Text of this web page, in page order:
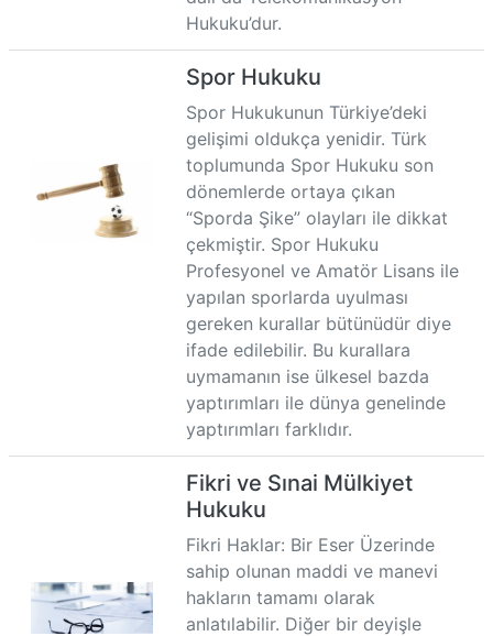
Hukuku’dur.
Spor Hukuku
Spor Hukukunun Türkiye’deki
gelişimi oldukça yenidir. Türk
toplumunda Spor Hukuku son
dönemlerde ortaya çıkan
“Sporda Şike” olayları ile dikkat
çekmiştir. Spor Hukuku
Profesyonel ve Amatör Lisans ile
yapılan sporlarda uyulması
gereken kurallar bütünüdür diye
ifade edilebilir. Bu kurallara
uymamanın ise ülkesel bazda
yaptırımları ile dünya genelinde
yaptırımları farklıdır.
Fikri ve Sınai Mülkiyet
Hukuku
Fikri Haklar: Bir Eser Üzerinde
sahip olunan maddi ve manevi
hakların tamamı olarak
anlatılabilir. Diğer bir deyişle